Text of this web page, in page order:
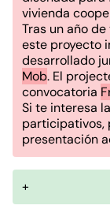
vivienda
Tras un año
este proyecto
desarrollado
Mob. El
convocatoria
Si te interesa
participativos,
presentación
+